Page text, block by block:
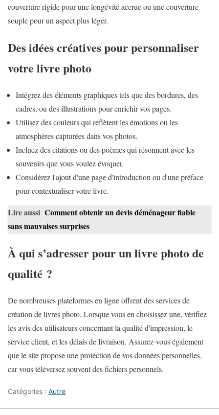
couverture rigide pour une longévité accrue ou une couverture
souple pour un aspect plus léger.
Des idées créatives pour personnaliser
votre livre photo
Intégrez des éléments graphiques tels que des bordures, des
cadres, ou des illustrations pour enrichir vos pages.
Utilisez des couleurs qui reflètent les émotions ou les
atmosphères capturées dans vos photos.
Incluez des citations ou des poèmes qui résonnent avec les
souvenirs que vous voulez évoquer.
Considérez l'ajout d'une page d'introduction ou d'une préface
pour contextualiser votre livre.
Lire aussi Comment obtenir un devis déménageur fiable
sans mauvaises surprises
À qui s’adresser pour un livre photo de
qualité ?
De nombreuses plateformes en ligne offrent des services de
création de livres photo. Lorsque vous en choisissez une, vérifiez
les avis des utilisateurs concernant la qualité d'impression, le
service client, et les délais de livraison. Assurez-vous également
que le site propose une protection de vos données personnelles,
car vous téléversez souvent des fichiers personnels.
Catégories : Autre